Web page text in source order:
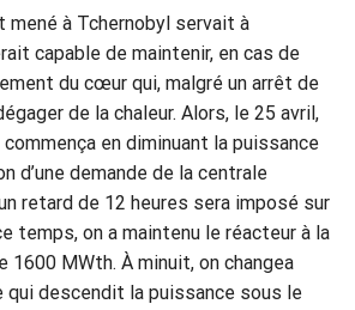
à Tchernobyl servait à
capable de maintenir, en cas de
du cœur qui, malgré un arrêt de
de la chaleur. Alors, le 25 avril,
commença en diminuant la puissance
d’une demande de la centrale
retard de 12 heures sera imposé sur
temps, on a maintenu le réacteur à la
1600 MWth. À minuit, on changea
qui descendit la puissance sous le